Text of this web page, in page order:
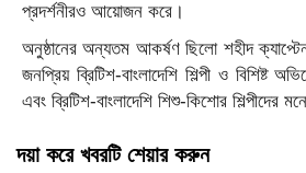
প্রদর্শনীরও আয়োজন করে ।
অনুষ্ঠানের অন্যতম আকর্ষণছিলো শহীদ
জনপ্রিয় ব্রিটিশ-বাংলাদেশি শিল্পী ও বিশিষ্ট
এবং ব্রিটিশ-বাংলাদেশি শিশু-কিশোর শিল্পীদের
দয়া করে খবরটি শেয়ার করুন